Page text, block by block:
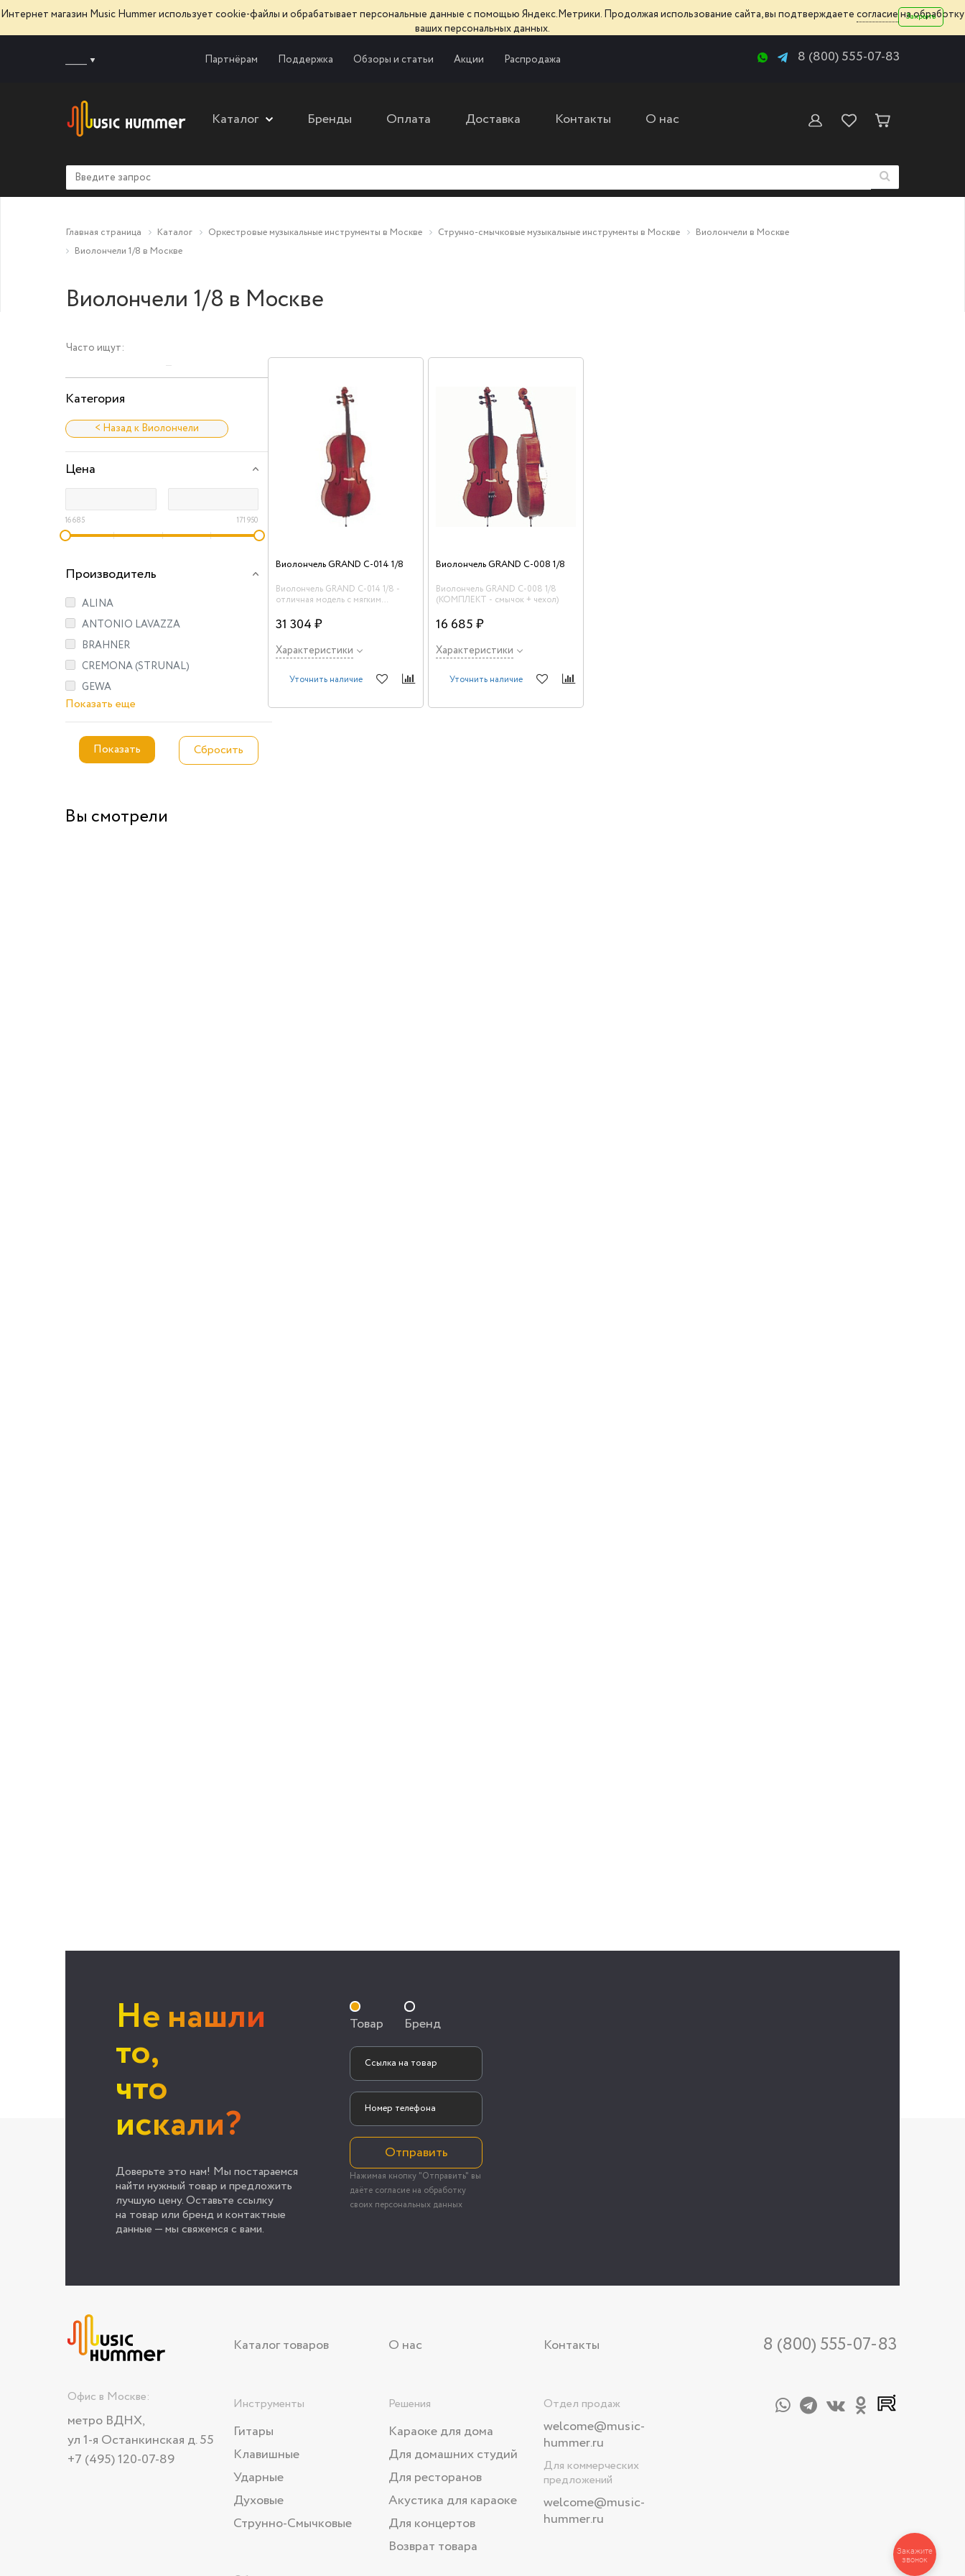
Интернет магазин Music Hummer использует сооkie-файлы и обрабатывает персональные данные с помощью Яндекс.Метрики. Продолжая использование сайта, вы подтверждаете согласиена обработку
ваших персональных данных.
Закрыть
Партнёрам Поддержка Обзоры и статьи Акции Распродажа 8 (800) 555-07-83
Каталог Бренды Оплата Доставка Контакты О нас
Главная страница Каталог Оркестровые музыкальные инструменты в Москве Струнно-смычковые музыкальные инструменты в Москве
Виолончели в Москве
Виолончели 1/8 в Москве
Виолончели 1/8 в Москве
Часто ищут:
Категория
< Назад к Виолончели
Цена
16 685 171 950
Производитель
ALINA
ANTONIO LAVAZZA
BRAHNER
CREMONA (STRUNAL)
GEWA
Показать еще
Виолончель GRAND C-014 1/8
Виолончель GRAND C-014 1/8 -
отличная модель с мягким
смычок.
31 304 ₽
Характеристики
Уточнить наличие
Виолончель GRAND C-008 1/8
Виолончель GRAND C-008 1/8
(КОМПЛЕКТ - смычок + чехол)
16 685 ₽
Характеристики
Уточнить наличие
Вы смотрели
Не нашли
то,
что
искали?
Доверьте это нам! Мы постараемся
найти нужный товар и предложить
лучшую цену. Оставьте ссылку
на товар или бренд и контактные
данные — мы свяжемся с вами.
Товар Бренд
Отправить
Нажимая кнопку "Отправить" вы
даёте согласие на обработку
своих персональных данных
Каталог товаров О нас Контакты 8 (800) 555-07-83
Инструменты
Гитары
Клавишные
Ударные
Духовые
Струнно-Смычковые
Решения
Караоке для дома
Для домашних студий
Для ресторанов
Акустика для караоке
Для концертов
Возврат товара
Отдел продаж
welcome@music-
hummer.ru
Для коммерческих
предложений
welcome@music-
hummer.ru
Офис в Москве:
метро ВДНХ,
ул 1-я Останкинская д. 55
+7 (495) 120-07-89
Закажите
звонок